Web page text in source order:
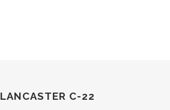
LANCASTER C-22